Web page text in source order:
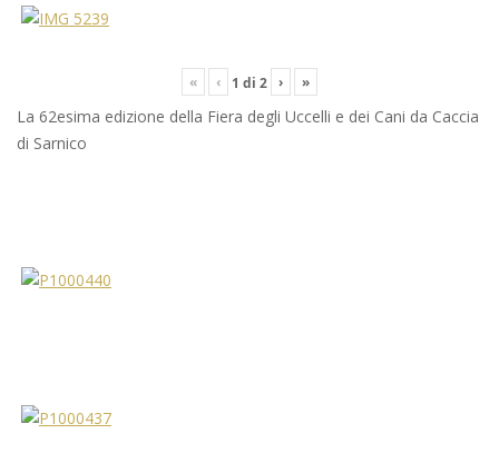
« ‹ 1 di 2 › »
La 62esima edizione della Fiera degli Uccelli e dei Cani da Caccia
di Sarnico